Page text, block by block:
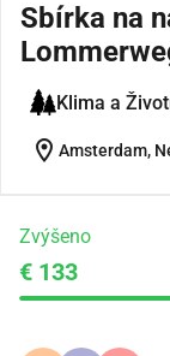
Sbírka na
Klima a
location_on Amsterdam,
Zvýšeno
€ 133